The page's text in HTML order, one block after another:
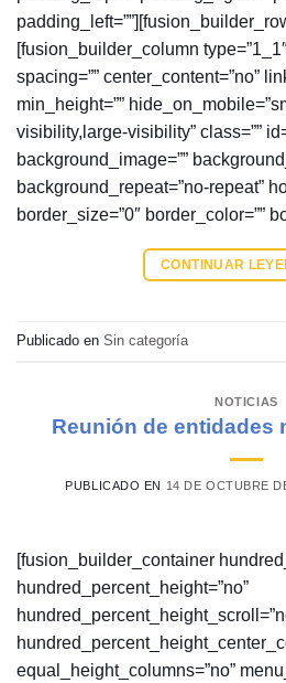
[fusion_builder_column
spacing=”” center_content=”no”
min_height=””
visibility,large-visibility” class=””
background_image=””
background_repeat=”no-repeat”
border_size=”0″ border_color=””
CONTINUAR
Publicado en Sin categoría
NOTICIAS
Reunión de entidades
PUBLICADO EN 14 DE OCTUBRE
[fusion_builder_container
hundred_percent_height=”no”
equal_height_columns=”no”